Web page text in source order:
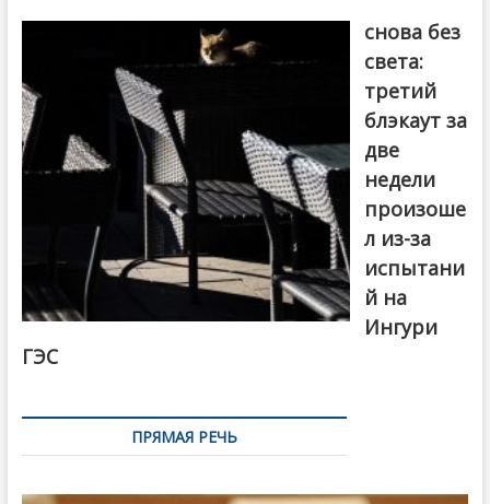
снова без
света:
третий
блэкаут за
две
недели
произоше
л из-за
испытани
й на
Ингури
ГЭС
ПРЯМАЯ РЕЧЬ